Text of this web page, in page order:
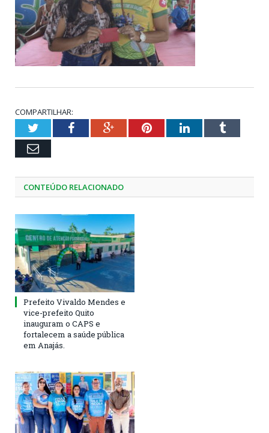
COMPARTILHAR:
TwitterFacebookGoogle+PinterestLinkedInTumblr
Email
CONTEÚDO RELACIONADO
Prefeito Vivaldo Mendes e
vice-prefeito Quito
inauguram o CAPS e
fortalecem a saúde pública
em Anajás.